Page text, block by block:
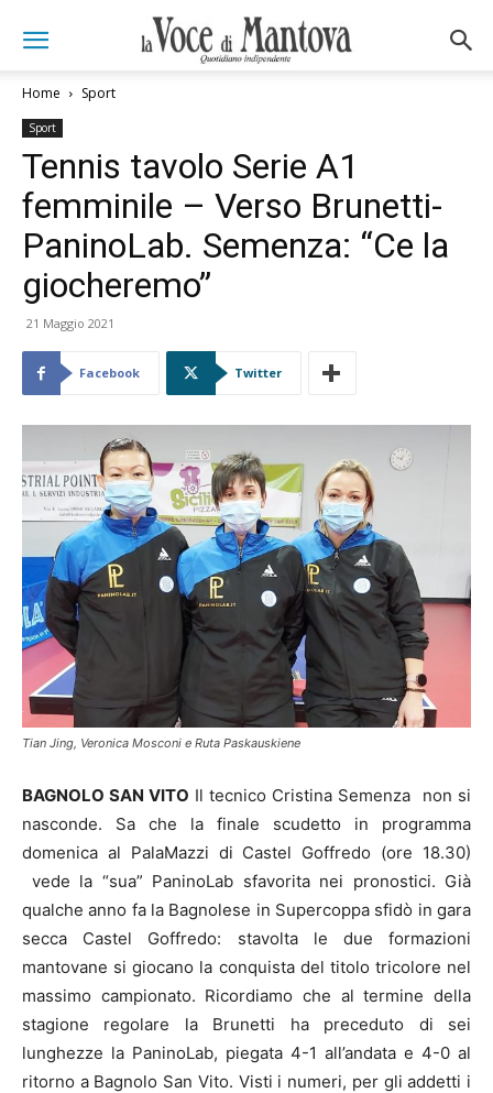
Home Sport
Sport
Tennis tavolo Serie A1
femminile – Verso Brunetti-
PaninoLab. Semenza: “Ce la
giocheremo”
21 Maggio 2021
Facebook Twitter
Tian Jing, Veronica Mosconi e Ruta Paskauskiene
BAGNOLO SAN VITO Il tecnico Cristina Semenza non si
nasconde. Sa che la finale scudetto in programma
domenica al PalaMazzi di Castel Goffredo (ore 18.30)
vede la “sua” PaninoLab sfavorita nei pronostici. Già
qualche anno fa la Bagnolese in Supercoppa sfidò in gara
secca Castel Goffredo: stavolta le due formazioni
mantovane si giocano la conquista del titolo tricolore nel
massimo campionato. Ricordiamo che al termine della
stagione regolare la Brunetti ha preceduto di sei
lunghezze la PaninoLab, piegata 4-1 all’andata e 4-0 al
ritorno a Bagnolo San Vito. Visti i numeri, per gli addetti i